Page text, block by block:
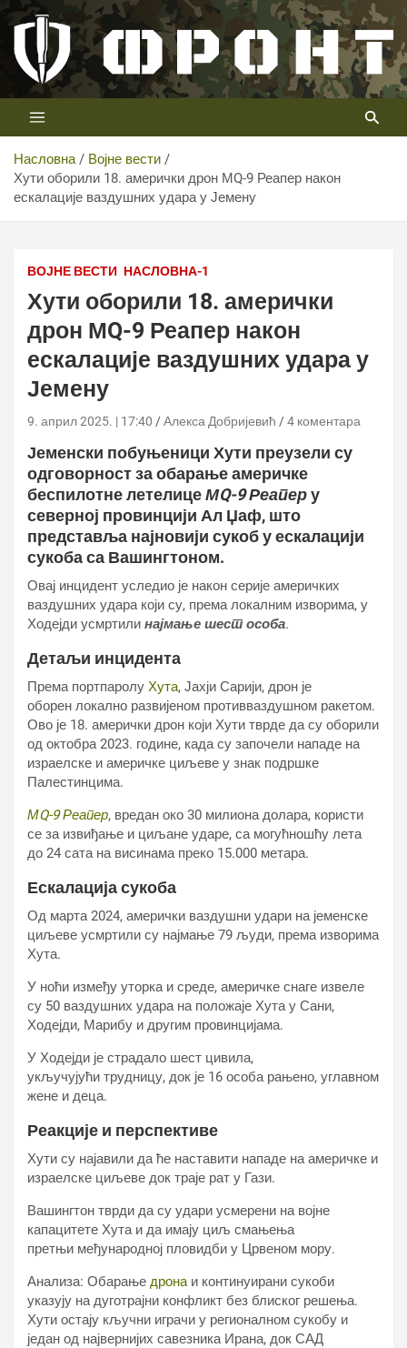
Скип
цонтент
Телевизија ФРОНТ
Први војни канал у Србији
Насловна
Војне вести
Хути оборили 18. амерички дрон МQ-9 Реапер након
ескалације ваздушних удара у Јемену
ВОЈНЕ ВЕСТИ НАСЛОВНА-1
Хути оборили 18. амерички
дрон МQ-9 Реапер након
ескалације ваздушних удара у
Јемену
9. април 2025. | 17:40 Алекса Добријевић 4 коментара
Јеменски побуњеници Хути преузели су
одговорност за обарање америчке
беспилотне летелицеМQ-9 Реаперу
северној провинцији Ал Џаф, што
представља најновији сукоб у ескалацији
сукоба са Вашингтоном.
Овај инцидент уследио је након серије америчких
ваздушних удара који су, према локалним изворима, у
Ходејди усмртили најмање шест особа.
Детаљи инцидента
Према портпаролу Хута, Јахји Сарији, дрон је
оборен локално развијеном противваздушном ракетом.
Ово је 18. амерички дрон који Хути тврде да су оборили
од октобра 2023. године, када су започели нападе на
израелске и америчке циљеве у знак подршке
Палестинцима.
МQ-9 Реапер, вредан око 30 милиона долара, користи
се за извиђање и циљане ударе, са могућношћу лета
до 24 сата на висинама преко 15.000 метара.
Ескалација сукоба
Од марта 2024, амерички ваздушни удари на јеменске
циљеве усмртили су најмање 79 људи, према изворима
Хута.
У ноћи између уторка и среде, америчке снаге извеле
су 50 ваздушних удара на положаје Хута у Сани,
Ходејди, Марибу и другим провинцијама.
У Ходејди је страдало шест цивила,
укључујући трудницу, док је 16 особа рањено, углавном
жене и деца.
Реакције и перспективе
Хути су најавили да ће наставити нападе на америчке и
израелске циљеве док траје рат у Гази.
Вашингтон тврди да су удари усмерени на војне
капацитете Хута и да имају циљ смањења
претњи међународној пловидби у Црвеном мору.
Анализа: Обарање дрона и континуирани сукоби
указују на дуготрајни конфликт без блиског решења.
Хути остају кључни играчи у регионалном сукобу и
један од највернијих савезника Ирана, док САД